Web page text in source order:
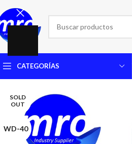
CATEGORÍAS
SOLD
OUT
WD-40